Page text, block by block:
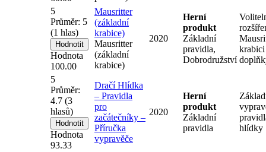
5
Průměr: 5
(1 hlas)
Hodnota
100.00
Mausritter
(základní
krabice)
Mausritter
(základní
krabice)
2020
Herní
produkt
Základní
pravidla,
Dobrodružství
krabici
5
Průměr:
4.7 (3
hlasů)
Hodnota
93.33
Dračí Hlídka
– Pravidla
pro
začátečníky –
Příručka
vypravěče
2020
Herní
produkt
Základní
pravidla
hlídky